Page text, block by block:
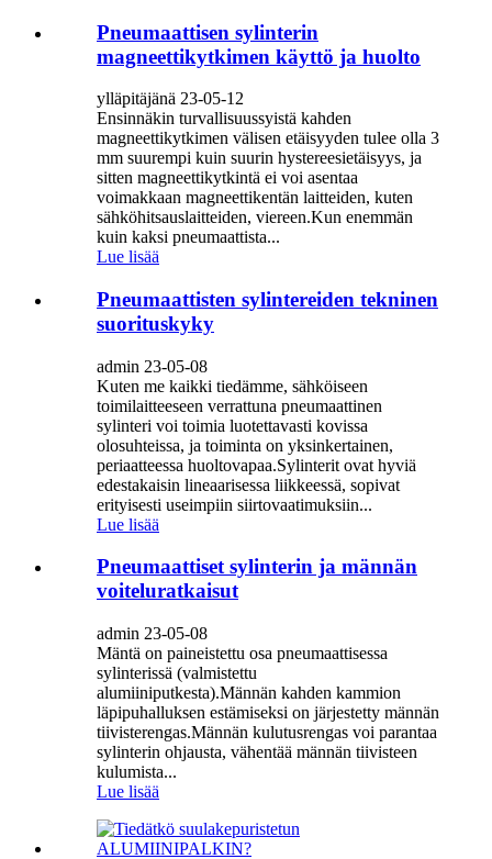
Pneumaattisen sylinterin
magneettikytkimen käyttö ja huolto
ylläpitäjänä 23-05-12
Ensinnäkin turvallisuussyistä kahden
magneettikytkimen välisen etäisyyden tulee olla 3
mm suurempi kuin suurin hystereesietäisyys, ja
sitten magneettikytkintä ei voi asentaa
voimakkaan magneettikentän laitteiden, kuten
sähköhitsauslaitteiden, viereen.Kun enemmän
kuin kaksi pneumaattista...
Lue lisää
Pneumaattisten sylintereiden tekninen
suorituskyky
admin 23-05-08
Kuten me kaikki tiedämme, sähköiseen
toimilaitteeseen verrattuna pneumaattinen
sylinteri voi toimia luotettavasti kovissa
olosuhteissa, ja toiminta on yksinkertainen,
periaatteessa huoltovapaa.Sylinterit ovat hyviä
edestakaisin lineaarisessa liikkeessä, sopivat
erityisesti useimpiin siirtovaatimuksiin...
Lue lisää
Pneumaattiset sylinterin ja männän
voiteluratkaisut
admin 23-05-08
Mäntä on paineistettu osa pneumaattisessa
sylinterissä (valmistettu
alumiiniputkesta).Männän kahden kammion
läpipuhalluksen estämiseksi on järjestetty männän
tiivisterengas.Männän kulutusrengas voi parantaa
sylinterin ohjausta, vähentää männän tiivisteen
kulumista...
Lue lisää